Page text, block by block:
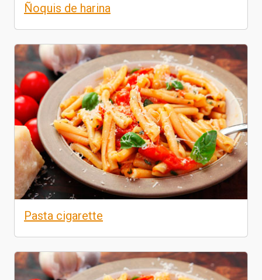
Ñoquis de harina
Pasta cigarette